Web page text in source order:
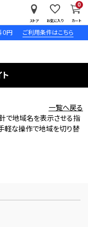
円 ご利用条件はこちら
ストア お気に入り カート
0
一覧へ戻る
で地域名を表示させる指
軽な操作で地域を切り替